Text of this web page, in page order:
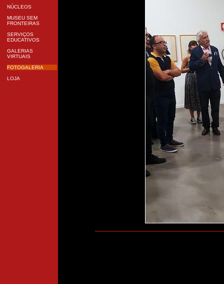
NÚCLEOS
MUSEU SEM
FRONTEIRAS
SERVIÇOS
EDUCATIVOS
GALERIAS
VIRTUAIS
FOTOGALERIA
LOJA